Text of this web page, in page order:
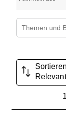
Suchthemen